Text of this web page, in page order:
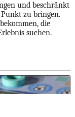
und beschränkt
zu bringen.
die
suchen.